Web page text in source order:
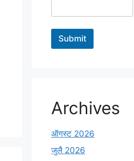
*
a
e
Submit
Archives
ऑगस्ट 2026
जुलै 2026